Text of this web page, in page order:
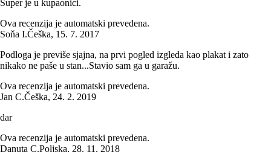
Super je u kupaonici.
Ova recenzija je automatski prevedena.
Soňa I.Češka, 15. 7. 2017
Podloga je previše sjajna, na prvi pogled izgleda kao plakat i zato
nikako ne paše u stan...Stavio sam ga u garažu.
Ova recenzija je automatski prevedena.
Jan C.Češka, 24. 2. 2019
dar
Ova recenzija je automatski prevedena.
Danuta C.Poljska, 28. 11. 2018